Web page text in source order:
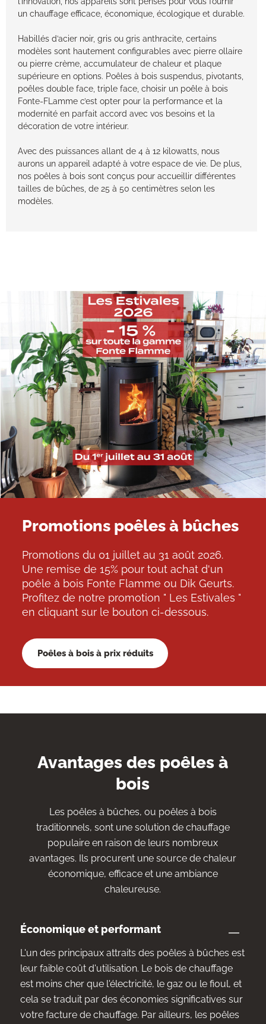
un chauffage efficace, économique, écologique et durable.
Habillés d’acier noir, gris ou gris anthracite, certains
modèles sont hautement configurables avec pierre ollaire
ou pierre crème, accumulateur de chaleur et plaque
supérieure en options. Poêles à bois suspendus, pivotants,
poêles double face, triple face, choisir un poêle à bois
Fonte-FLamme c’est opter pour la performance et la
modernité en parfait accord avec vos besoins et la
décoration de votre intérieur.
Avec des puissances allant de 4 à 12 kilowatts, nous
aurons un appareil adapté à votre espace de vie. De plus,
nos poêles à bois sont conçus pour accueillir différentes
tailles de bûches, de 25 à 50 centimètres selon les
modèles.
Promotions poêles à bûches
Promotions du 01 juillet au 31 août 2026.
Une remise de 15% pour tout achat d'un
poêle à bois Fonte Flamme ou Dik Geurts.
Profitez de notre promotion " Les Estivales "
en cliquant sur le bouton ci-dessous.
Poêles à bois à prix réduits
Avantages des poêles à
bois
Les poêles à bûches, ou poêles à bois
traditionnels, sont une solution de chauffage
populaire en raison de leurs nombreux
avantages. Ils procurent une source de chaleur
économique, efficace et une ambiance
chaleureuse.
Économique et performant
L'un des principaux attraits des poêles à bûches est
leur faible coût d'utilisation. Le bois de chauffage
est moins cher que l'électricité, le gaz ou le fioul, et
cela se traduit par des économies significatives sur
votre facture de chauffage. Par ailleurs, les poêles